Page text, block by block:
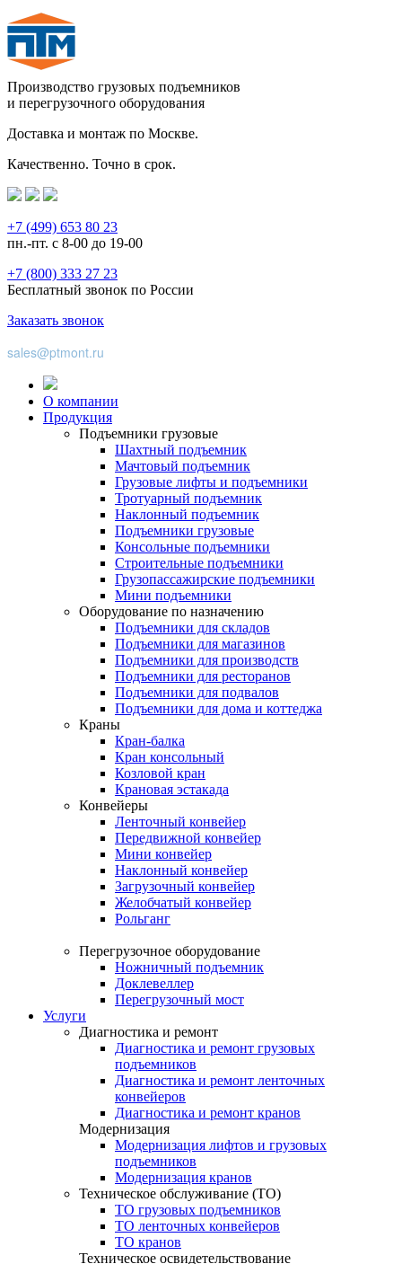
Производство грузовых подъемников
и перегрузочного оборудования
Доставка и монтаж по Москве.
Качественно. Точно в срок.
+7 (499) 653 80 23
пн.-пт. с 8-00 до 19-00
+7 (800) 333 27 23
Бесплатный звонок по России
Заказать звонок
sales@ptmont.ru
О компании
Продукция
Подъемники грузовые
Шахтный подъемник
Мачтовый подъемник
Грузовые лифты и подъемники
Тротуарный подъемник
Наклонный подъемник
Подъемники грузовые
Консольные подъемники
Строительные подъемники
Грузопассажирские подъемники
Мини подъемники
Оборудование по назначению
Подъемники для складов
Подъемники для магазинов
Подъемники для производств
Подъемники для ресторанов
Подъемники для подвалов
Подъемники для дома и коттеджа
Краны
Кран-балка
Кран консольный
Козловой кран
Крановая эстакада
Конвейеры
Ленточный конвейер
Передвижной конвейер
Мини конвейер
Наклонный конвейер
Загрузочный конвейер
Желобчатый конвейер
Рольганг
Перегрузочное оборудование
Ножничный подъемник
Доклевеллер
Перегрузочный мост
Услуги
Диагностика и ремонт
Диагностика и ремонт грузовых
подъемников
Диагностика и ремонт ленточных
конвейеров
Диагностика и ремонт кранов
Модернизация
Модернизация лифтов и грузовых
подъемников
Модернизация кранов
Техническое обслуживание (ТО)
ТО грузовых подъемников
ТО ленточных конвейеров
ТО кранов
Техническое освидетельствование